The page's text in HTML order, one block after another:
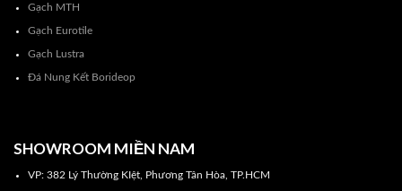
Gạch MTH
Gạch Eurotile
Gạch Lustra
Đá Nung Kết Borideop
SHOWROOM MIỀN NAM
VP: 382 Lý Thường KIệt, Phương Tân Hòa, TP.HCM